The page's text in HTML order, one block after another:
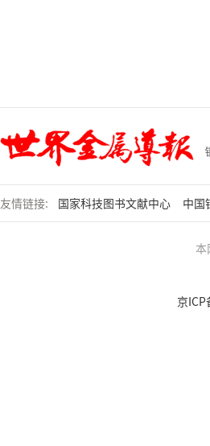
友情链接: 国家科技图书文献中心 中国
本
京ICP